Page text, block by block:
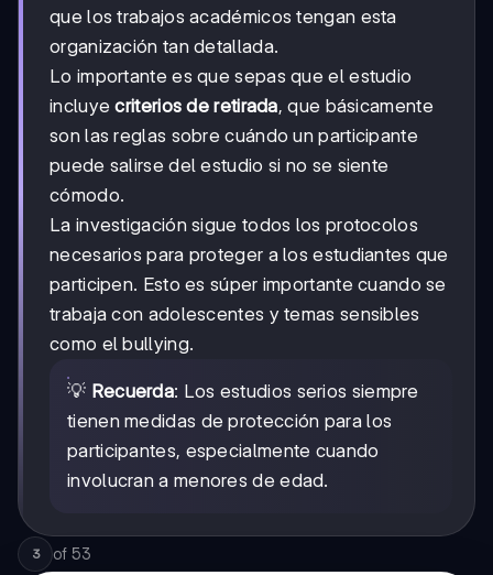
que los trabajos académicos tengan esta
organización tan detallada.
Lo importante es que sepas que el estudio
incluyecriterios de retirada, que básicamente
son las reglas sobre cuándo un participante
puede salirse del estudio si no se siente
cómodo.
La investigación sigue todos los protocolos
necesarios para proteger a los estudiantes que
participen. Esto es súper importante cuando se
trabaja con adolescentes y temas sensibles
como el bullying.
💡 Recuerda: Los estudios serios siempre
tienen medidas de protección para los
participantes, especialmente cuando
involucran a menores de edad.
3 of 53